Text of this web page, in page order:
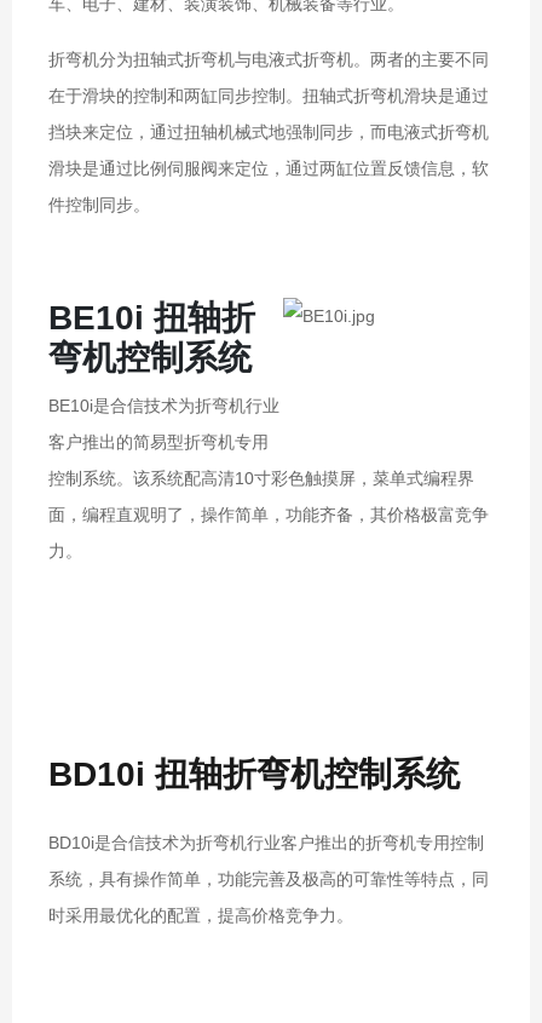
折弯机分为扭轴式折弯机与电液式折弯机。两者的主要不同
在于滑块的控制和两缸同步控制。扭轴式折弯机滑块是通过
挡块来定位，通过扭轴机械式地强制同步，而电液式折弯机
滑块是通过比例伺服阀来定位，通过两缸位置反馈信息，软
件控制同步。
BE10i 扭轴折
弯机控制系统
BE10i是合信技术为折弯机行业
客户推出的简易型折弯机专用
控制系统。该系统配高清10寸彩色触摸屏，菜单式编程界
面，编程直观明了，操作简单，功能齐备，其价格极富竞争
力。
BD10i 扭轴折弯机控制系统
BD10i是合信技术为折弯机行业客户推出的折弯机专用控制
系统，具有操作简单，功能完善及极高的可靠性等特点，同
时采用最优化的配置，提高价格竞争力。